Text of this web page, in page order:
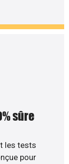
sûre
les tests
pour